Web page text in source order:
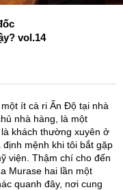
vol.14
ít cà ri Ấn Độ tại nhà
nhà hàng, là một
khách thường xuyên ở
mệnh khi tôi bắt gặp
viện. Thậm chí cho đến
Murase hai lần một
quanh đây, nơi cung